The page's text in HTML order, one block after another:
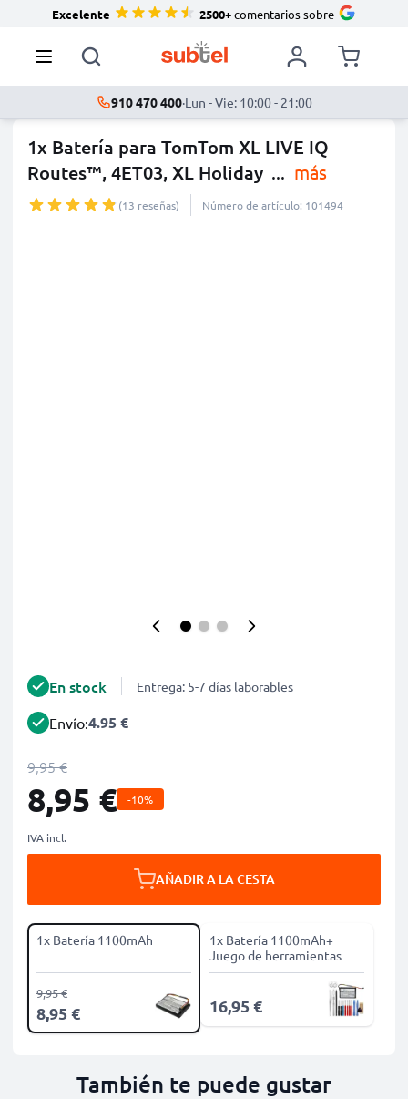
Excelente 2500+comentarios sobre
910 470 400·Lun - Vie: 10:00 - 21:00
1x Batería para TomTom XL LIVE IQ
Routes™, 4ET03, XL Holiday ... más
(13 reseñas) Número de artículo: 101494
En stock Entrega: 5-7 días laborables
Envío:4.95 €
9,95 €
8,95 € -10%
IVA incl.
AÑADIR A LA CESTA
1x Batería 1100mAh
8,95 €
9,95 €
1x Batería 1100mAh+
Juego de herramientas
16,95 €
También te puede gustar